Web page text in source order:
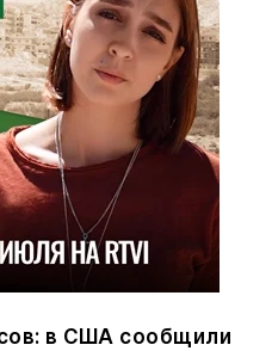
в США сообщили